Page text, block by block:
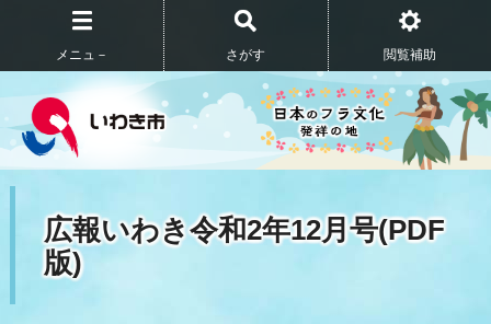
メニュ－ さがす 閲覧補助
広報いわき令和2年12月号(PDF
版)